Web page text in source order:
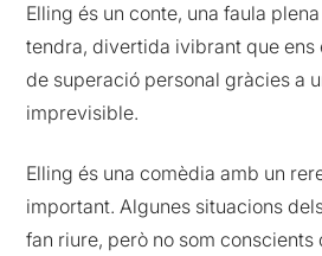
Elling és un conte, una faula
tendra, divertida ivibrant que ens
de superació personal gràcies a
imprevisible.
Elling és una comèdia amb un
important. Algunes situacions
fan riure, però no som conscients